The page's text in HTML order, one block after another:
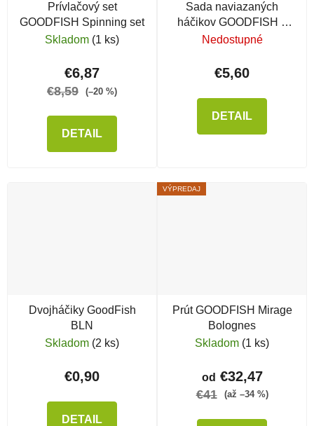
Prívlačový set
GOODFISH Spinning set
Skladom (1 ks)
€6,87
€8,59 (–20 %)
DETAIL
Sada naviazaných
háčikov GOODFISH s
vyberačom háčikov
Nedostupné
€5,60
DETAIL
Dvojháčiky GoodFish
BLN
Skladom (2 ks)
€0,90
DETAIL
VÝPREDAJ
Prút GOODFISH Mirage
Bolognes
Skladom (1 ks)
od €32,47
€41 (až –34 %)